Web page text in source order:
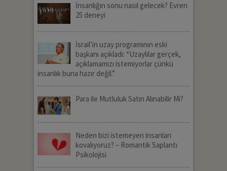
İnsanlığın sonu nasıl gelecek? Evren
25 deneyi
İsrail’in uzay programının eski
başkanı açıkladı: “Uzaylılar gerçek,
açıklamamızı istemiyorlar çünkü
insanlık buna hazır değil.”
Para ile Mutluluk Satın Alınabilir Mi?
Neden bizi istemeyen insanları
kovalıyoruz? – Romantik Saplantı
Psikolojisi